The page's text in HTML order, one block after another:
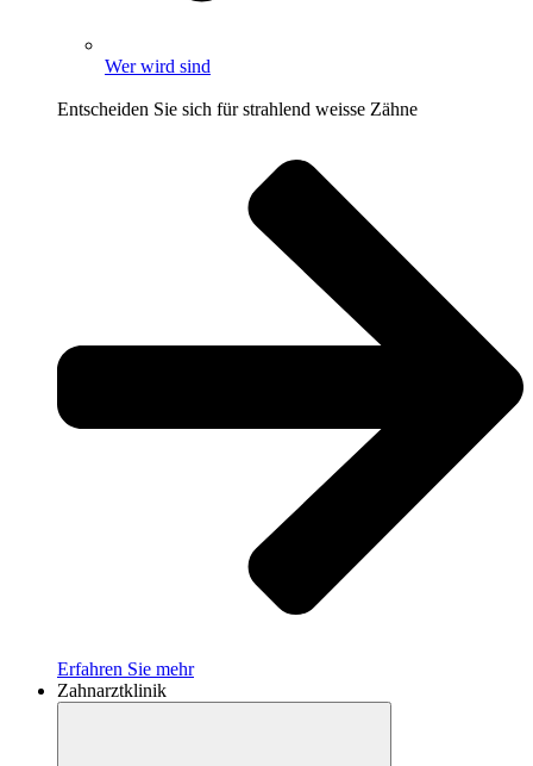
Wer wird sind
Entscheiden Sie sich für strahlend weisse Zähne
Erfahren Sie mehr
Zahnarztklinik